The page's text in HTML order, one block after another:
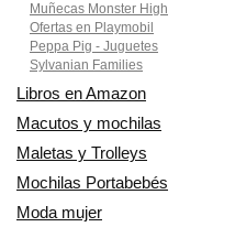
Muñecas Monster High
Ofertas en Playmobil
Peppa Pig - Juguetes
Sylvanian Families
Libros en Amazon
Macutos y mochilas
Maletas y Trolleys
Mochilas Portabebés
Moda mujer